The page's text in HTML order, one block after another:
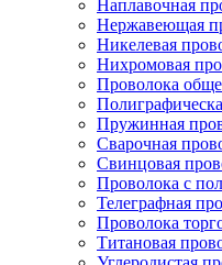
Наплавочная
Нержавеющая
Никелевая
Нихромовая
Проволока
Пружинная
Сварочная
Свинцовая
Проволока с
Телеграфная
Проволока
Титановая